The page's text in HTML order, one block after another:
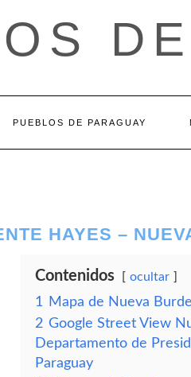
PUEBLOS DE PARAGUAY
HAYES –
Contenidos ocultar
1
Mapa de Nueva
2 Google Street View
Departamento de
Paraguay